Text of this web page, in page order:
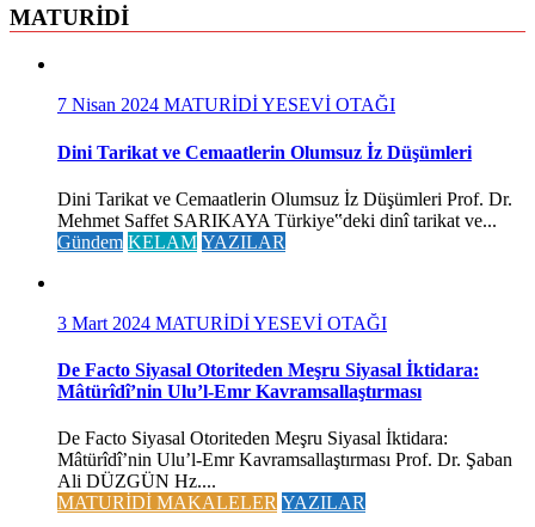
MATURİDİ
7 Nisan 2024 MATURİDİ YESEVİ OTAĞI
Dini Tarikat ve Cemaatlerin Olumsuz İz Düşümleri
Dini Tarikat ve Cemaatlerin Olumsuz İz Düşümleri Prof. Dr.
Mehmet Saffet SARIKAYA Türkiye‟deki dinî tarikat ve...
Gündem KELAM YAZILAR
3 Mart 2024 MATURİDİ YESEVİ OTAĞI
De Facto Siyasal Otoriteden Meşru Siyasal İktidara:
Mâtürîdî’nin Ulu’l-Emr Kavramsallaştırması
De Facto Siyasal Otoriteden Meşru Siyasal İktidara:
Mâtürîdî’nin Ulu’l-Emr Kavramsallaştırması Prof. Dr. Şaban
Ali DÜZGÜN Hz....
MATURİDİ MAKALELER YAZILAR